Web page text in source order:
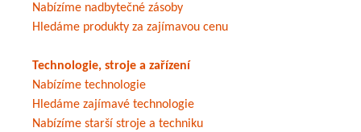
Nabízíme nadbytečné zásoby
Hledáme produkty za zajímavou cenu
Technologie, stroje a zařízení
Nabízíme technologie
Hledáme zajímavé technologie
Nabízíme starší stroje a techniku